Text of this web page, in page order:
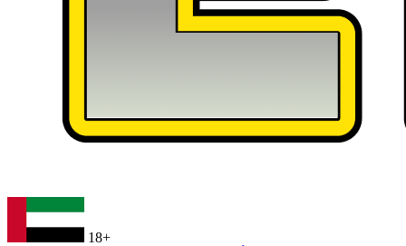
18+